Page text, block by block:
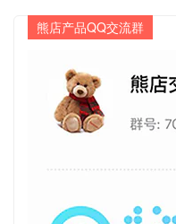
熊店产品QQ交流群